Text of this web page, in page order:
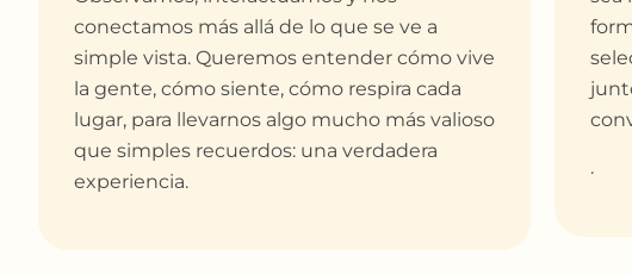
conectamos más allá de lo que se ve a
simple vista. Queremos entender cómo vive
la gente, cómo siente, cómo respira cada
lugar, para llevarnos algo mucho más valioso
que simples recuerdos: una verdadera
experiencia.
.